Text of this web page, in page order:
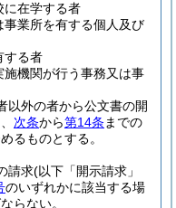
に在学する者
業所を有する個人及び
する者
機関が行う事務又は事
以外の者から公文書の開
次条から第14条 までの
るものとする。
請求(以下「開示請求」
のいずれかに該当する場
らない。